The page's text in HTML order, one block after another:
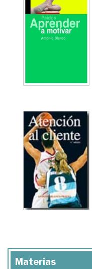
Materias